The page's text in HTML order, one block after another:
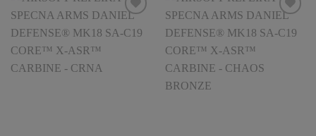
Wishlist
Wishlist